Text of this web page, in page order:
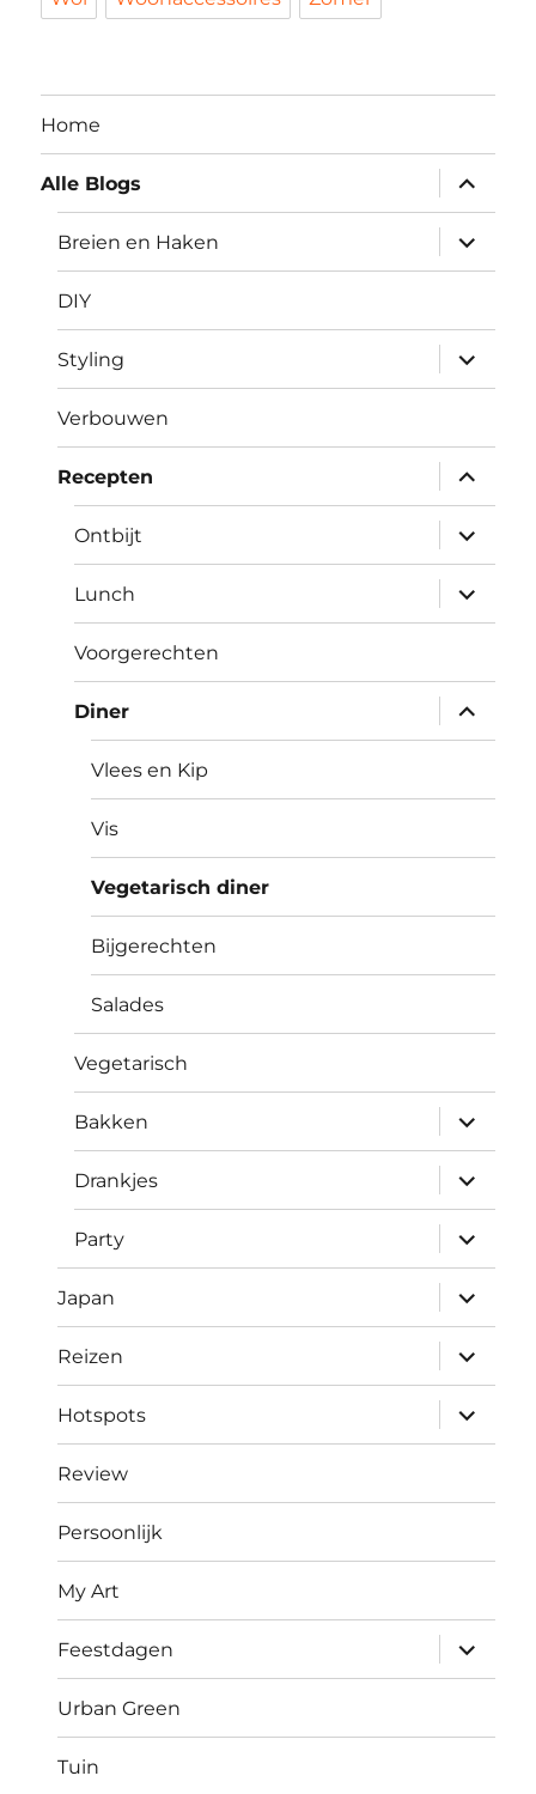
Home
Alle Blogs
Breien en Haken
DIY
Styling
Verbouwen
Recepten
Ontbijt
Lunch
Voorgerechten
Diner
Vlees en Kip
Vis
Vegetarisch diner
Bijgerechten
Salades
Vegetarisch
Bakken
Drankjes
Party
Japan
Reizen
Hotspots
Review
Persoonlijk
My Art
Feestdagen
Urban Green
Tuin